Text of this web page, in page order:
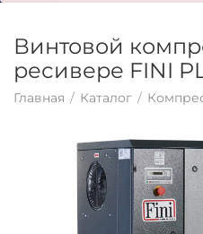
Винтовой
ресивере FINI
Главная / Каталог /